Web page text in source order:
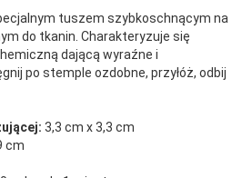
tuszem szybkoschnącym na
do tkanin. Charakteryzuje się
dającą wyraźne i
po stemple ozdobne, przyłóż, odbij
3,3 cm x 3,3 cm
cm